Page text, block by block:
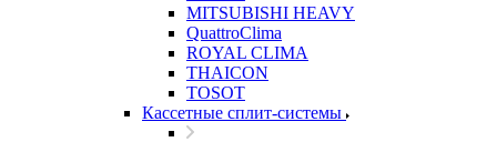
MITSUBISHI HEAVY
QuattroClima
ROYAL CLIMA
THAICON
TOSOT
Кассетные сплит-системы